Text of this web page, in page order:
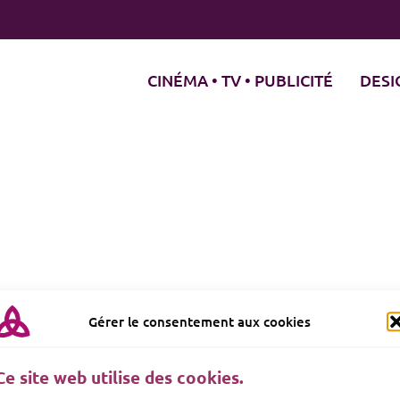
Gérer le consentement aux cookies
site web utilise des cookies.
CINÉMA • TV • PUBLICITÉ